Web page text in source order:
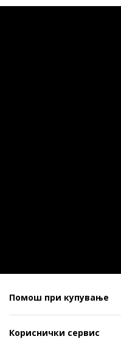
Помош при купување
Кориснички сервис